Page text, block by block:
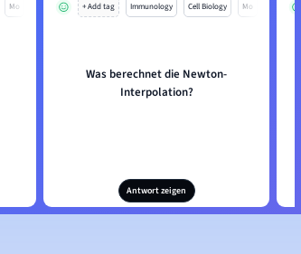
Mo + Add tag Immunology Cell Biology Mo
Was berechnet die Newton-
Interpolation?
Antwort zeigen